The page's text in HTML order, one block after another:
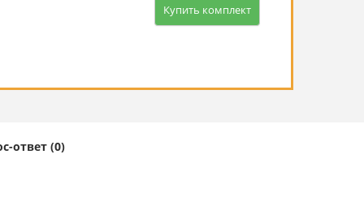
Купить комплект
ответ (0)